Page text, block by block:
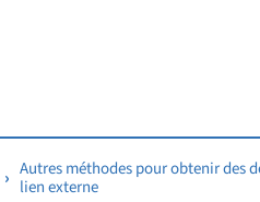
Autres méthodes pour obtenir des
lien externe